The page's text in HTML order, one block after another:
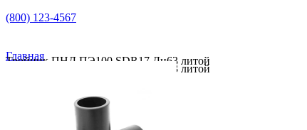
(800) 123-4567
Главная
Тройник ПНД ПЭ100 SDR17 Дн63 литой
Тройник ПНД ПЭ100 SDR17 Дн63 литой